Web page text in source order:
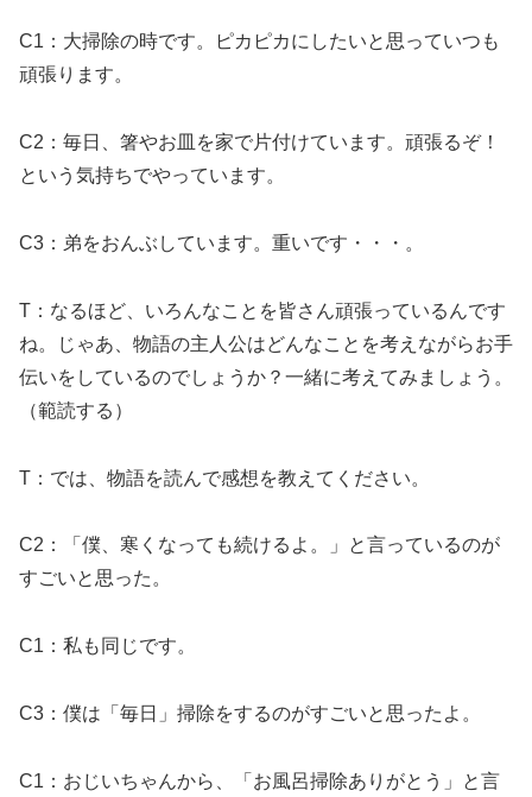
C1：大掃除の時です。ピカピカにしたいと思っていつも
頑張ります。
C2：毎日、箸やお皿を家で片付けています。頑張るぞ！
という気持ちでやっています。
C3：弟をおんぶしています。重いです・・・。
T：なるほど、いろんなことを皆さん頑張っているんです
ね。じゃあ、物語の主人公はどんなことを考えながらお手
伝いをしているのでしょうか？一緒に考えてみましょう。
（範読する）
T：では、物語を読んで感想を教えてください。
C2：「僕、寒くなっても続けるよ。」と言っているのが
すごいと思った。
C1：私も同じです。
C3：僕は「毎日」掃除をするのがすごいと思ったよ。
C1：おじいちゃんから、「お風呂掃除ありがとう」と言